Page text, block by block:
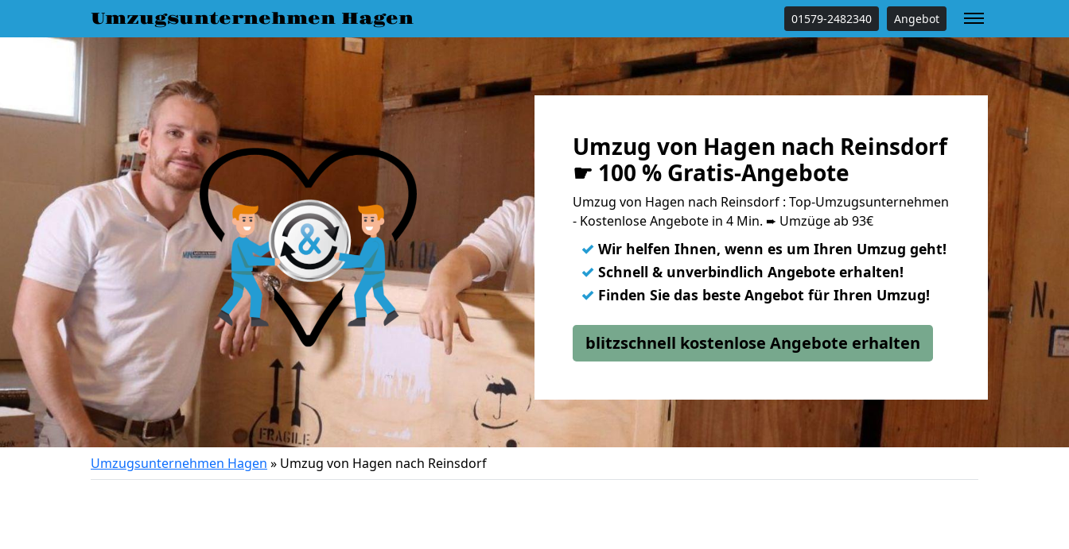
Umzugsunternehmen Hagen 01579-2482340 Angebot
Umzug von Hagen nach Reinsdorf
☛ 100 % Gratis-Angebote
Umzug von Hagen nach Reinsdorf : Top-Umzugsunternehmen
- Kostenlose Angebote in 4 Min. ➨ Umzüge ab 93€
✓ Wir helfen Ihnen, wenn es um Ihren Umzug geht!
✓ Schnell & unverbindlich Angebote erhalten!
✓ Finden Sie das beste Angebot für Ihren Umzug!
blitzschnell kostenlose Angebote erhalten
Umzugsunternehmen Hagen » Umzug von Hagen nach Reinsdorf